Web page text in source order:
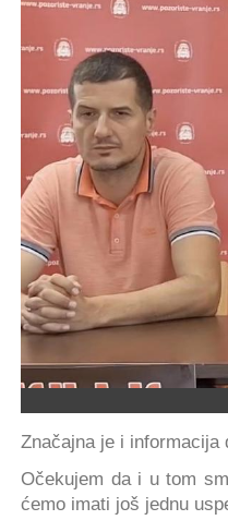
Značajna je i informacija
Očekujem da i u tom
ćemo imati još jednu